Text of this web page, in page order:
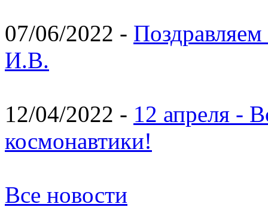
07/06/2022 -
И.В.
12/04/2022 - 12 апреля -
космонавтики!
Все новости